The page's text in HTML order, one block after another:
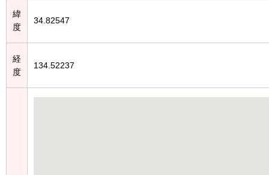
緯
度
34.82547
経
度
134.52237